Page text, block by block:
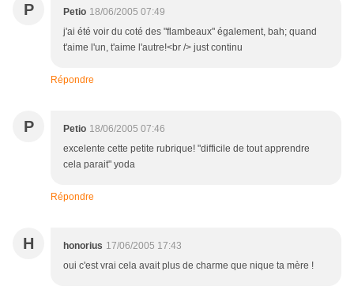
P Petio 18/06/2005 07:49
j'ai été voir du coté des "flambeaux" également, bah; quand
t'aime l'un, t'aime l'autre!<br /> just continu
Répondre
P Petio 18/06/2005 07:46
excelente cette petite rubrique! "difficile de tout apprendre
cela parait" yoda
Répondre
H honorius 17/06/2005 17:43
oui c'est vrai cela avait plus de charme que nique ta mère !